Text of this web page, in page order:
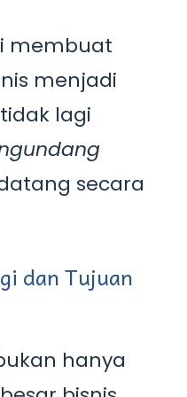
membuat
menjadi
lagi
secara
dan Tujuan
hanya